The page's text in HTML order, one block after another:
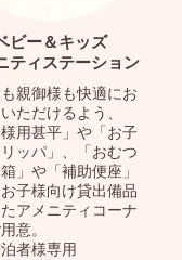
ビー＆キッズ
ティステーション
親御様も快適にお
ただけるよう、
様用甚平」や「お子
ッパ」、「おむつ
」や「補助便座」
子様向け貸出備品
アメニティコーナ
意。
者様専用